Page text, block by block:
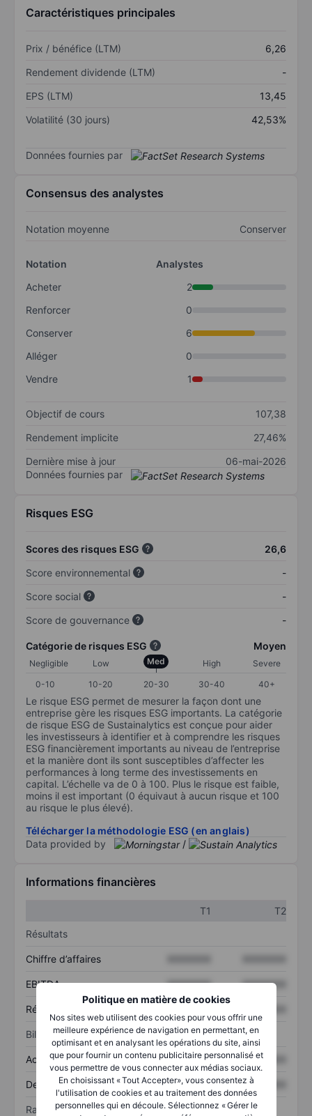
Politique en matière de cookies
Nos sites web utilisent des cookies pour vous offrir une
meilleure expérience de navigation en permettant, en
optimisant et en analysant les opérations du site, ainsi
que pour fournir un contenu publicitaire personnalisé et
vous permettre de vous connecter aux médias sociaux.
En choisissant « Tout Accepter», vous consentez à
l'utilisation de cookies et au traitement des données
personnelles qui en découle. Sélectionnez « Gérer le
Caractéristiques principales
Prix / bénéfice (LTM)
6,26
Rendement dividende (LTM)
-
EPS (LTM)
13,45
Volatilité (30 jours)
42,53%
Données fournies par
Consensus des analystes
Notation moyenne Conserver
Notation
Analystes
Acheter
2
Renforcer
0
Conserver
6
Alléger
0
Vendre
1
Objectif de cours
107,38
Rendement implicite
27,46%
Dernière mise à jour
06-mai-2026
Données fournies par
Risques ESG
Scores des risques ESG
26,6
Score environnemental
-
Score social
-
Score de gouvernance
-
Catégorie de risques ESG Moyen
Negligible Low Med High
Severe
0-10
10-20 20-30 30-40 40+
Le risque ESG permet de mesurer la façon dont une
entreprise gère les risques ESG importants. La catégorie
de risque ESG de Sustainalytics est conçue pour aider
les investisseurs à identifier et à comprendre les risques
ESG financièrement importants au niveau de l’entreprise
et la manière dont ils sont susceptibles d’affecter les
performances à long terme des investissements en
capital. L’échelle va de 0 à 100. Plus le risque est faible,
moins il est important (0 équivaut à aucun risque et 100
au risque le plus élevé).
Télécharger la méthodologie ESG (en anglais)
Data provided by
/
Informations financières
T1
T2
Résultats
Chiffre d’affaires
EBITDA XXXXXXX XXXXXXX
Résultat net
Bilan
Actif total XXXXXXX XXXXXXX
Dette totale XXXXXXX XXXXXXX
Ratios